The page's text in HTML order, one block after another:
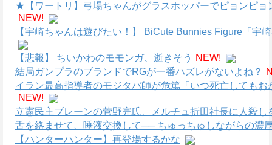
★【ワートリ】弓場ちゃんがグラスホッパーでピョンピ
NEW!
【宇崎ちゃんは遊びたい！】 BiCute Bunnies Figure「宇
【悲報】 ちいかわのモモンガ、逝きそう
NEW!
結局ガンプラのブランドでRGが一番ハズレがないよね？
イラン最高指導者のモジタバ師が危篤「いつ死亡しても
NEW!
立憲民主ブレーンの菅野完氏、メルチュ折田社長に人殺し
舌を絡ませて、唾液交換して── ちゅっちゅしながらの濃
【ハンターハンター】再登場するかな